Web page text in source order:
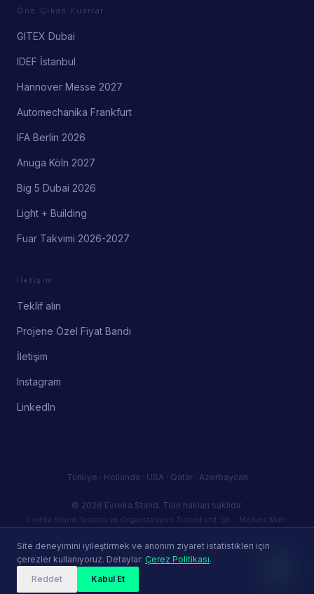
Site deneyimini iyileştirmek ve anonim ziyaret istatistikleri için
çerezler kullanıyoruz. Detaylar: Çerez Politikası.
Reddet
Kabul Et
Öne Çıkan Fuarlar
GITEX Dubai
IDEF İstanbul
Hannover Messe 2027
Automechanika Frankfurt
IFA Berlin 2026
Anuga Köln 2027
Big 5 Dubai 2026
Light + Building
Fuar Takvimi 2026-2027
İletişim
Teklif alın
Projene Özel Fiyat Bandı
İletişim
Instagram
LinkedIn
Türkiye · Hollanda · USA · Qatar · Azerbaycan
© 2026 Evreka Stand. Tüm hakları saklıdır.
Evreka Stand Tasarım ve Organizasyon Ticaret Ltd. Şti. · Merkez Mah.
Firuze Sk. No:5 İç Kapı No:72, 34406 Kağıthane / İstanbul · Mecidiyeköy
V.D. — VKN: 3830946387 · info@evrekastand.com
Gizlilik Politikası Kullanım Koşulları